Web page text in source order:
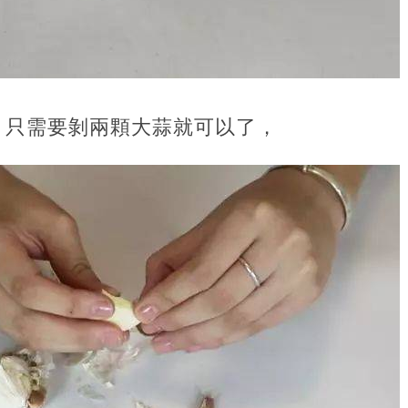
需要剝兩顆大蒜就可以了，